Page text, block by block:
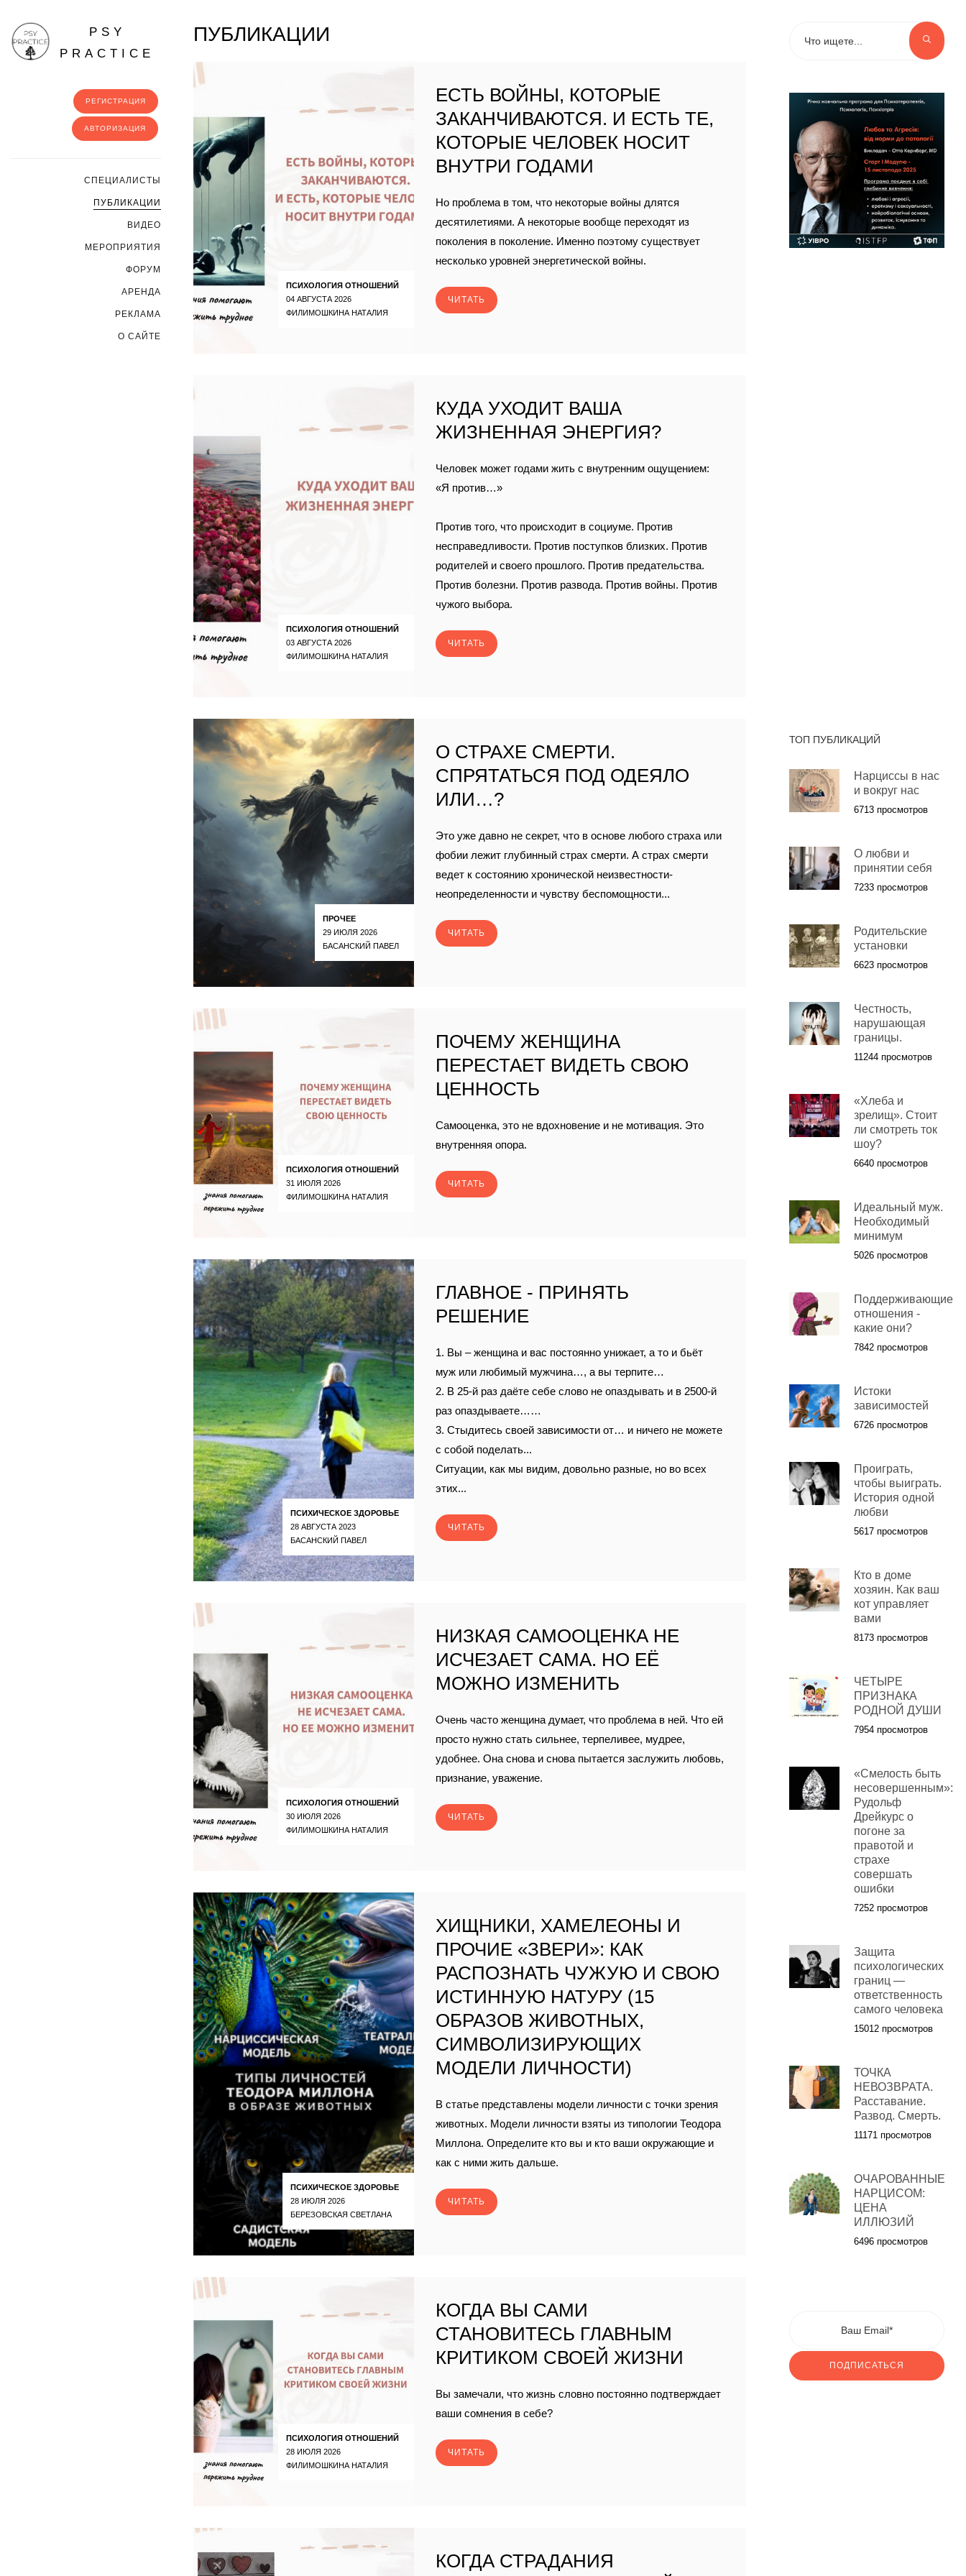
PSY
PRACTICE
РЕГИСТРАЦИЯ
АВТОРИЗАЦИЯ
CПЕЦИАЛИСТЫ
ПУБЛИКАЦИИ
ВИДЕО
МЕРОПРИЯТИЯ
ФОРУМ
АРЕНДА
РЕКЛАМА
О САЙТЕ
ПУБЛИКАЦИИ
ПСИХОЛОГИЯ ОТНОШЕНИЙ
04 АВГУСТА 2026
ФИЛИМОШКИНА НАТАЛИЯ
ЕСТЬ ВОЙНЫ, КОТОРЫЕ
ЗАКАНЧИВАЮТСЯ. И ЕСТЬ ТЕ,
КОТОРЫЕ ЧЕЛОВЕК НОСИТ
ВНУТРИ ГОДАМИ
Но проблема в том, что некоторые войны длятся
десятилетиями. А некоторые вообще переходят из
поколения в поколение. Именно поэтому существует
несколько уровней энергетической войны.
ЧИТАТЬ
ПСИХОЛОГИЯ ОТНОШЕНИЙ
03 АВГУСТА 2026
ФИЛИМОШКИНА НАТАЛИЯ
КУДА УХОДИТ ВАША
ЖИЗНЕННАЯ ЭНЕРГИЯ?
Человек может годами жить с внутренним ощущением:
«Я против…»
Против того, что происходит в социуме. Против
несправедливости. Против поступков близких. Против
родителей и своего прошлого. Против предательства.
Против болезни. Против развода. Против войны. Против
чужого выбора.
ЧИТАТЬ
ПРОЧЕЕ
29 ИЮЛЯ 2026
БАСАНСКИЙ ПАВЕЛ
О СТРАХЕ СМЕРТИ.
СПРЯТАТЬСЯ ПОД ОДЕЯЛО
ИЛИ…?
Это уже давно не секрет, что в основе любого страха или
фобии лежит глубинный страх смерти. А страх смерти
ведет к состоянию хронической неизвестности-
неопределенности и чувству беспомощности...
ЧИТАТЬ
ПСИХОЛОГИЯ ОТНОШЕНИЙ
31 ИЮЛЯ 2026
ФИЛИМОШКИНА НАТАЛИЯ
ПОЧЕМУ ЖЕНЩИНА
ПЕРЕСТАЕТ ВИДЕТЬ СВОЮ
ЦЕННОСТЬ
Самооценка, это не вдохновение и не мотивация. Это
внутренняя опора.
ЧИТАТЬ
ПСИХИЧЕСКОЕ ЗДОРОВЬЕ
28 АВГУСТА 2023
БАСАНСКИЙ ПАВЕЛ
ГЛАВНОЕ - ПРИНЯТЬ
РЕШЕНИЕ
1. Вы – женщина и вас постоянно унижает, а то и бьёт
муж или любимый мужчина…, а вы терпите…
2. В 25-й раз даёте себе слово не опаздывать и в 2500-й
раз опаздываете……
3. Стыдитесь своей зависимости от… и ничего не можете
с собой поделать...
Ситуации, как мы видим, довольно разные, но во всех
этих...
ЧИТАТЬ
ПСИХОЛОГИЯ ОТНОШЕНИЙ
30 ИЮЛЯ 2026
ФИЛИМОШКИНА НАТАЛИЯ
НИЗКАЯ САМООЦЕНКА НЕ
ИСЧЕЗАЕТ САМА. НО ЕЁ
МОЖНО ИЗМЕНИТЬ
Очень часто женщина думает, что проблема в ней. Что ей
просто нужно стать сильнее, терпеливее, мудрее,
удобнее. Она снова и снова пытается заслужить любовь,
признание, уважение.
ЧИТАТЬ
ПСИХИЧЕСКОЕ ЗДОРОВЬЕ
28 ИЮЛЯ 2026
БЕРЕЗОВСКАЯ СВЕТЛАНА
ХИЩНИКИ, ХАМЕЛЕОНЫ И
ПРОЧИЕ «ЗВЕРИ»: КАК
РАСПОЗНАТЬ ЧУЖУЮ И СВОЮ
ИСТИННУЮ НАТУРУ (15
ОБРАЗОВ ЖИВОТНЫХ,
СИМВОЛИЗИРУЮЩИХ
МОДЕЛИ ЛИЧНОСТИ)
В статье представлены модели личности с точки зрения
животных. Модели личности взяты из типологии Теодора
Миллона. Определите кто вы и кто ваши окружающие и
как с ними жить дальше.
ЧИТАТЬ
ПСИХОЛОГИЯ ОТНОШЕНИЙ
28 ИЮЛЯ 2026
ФИЛИМОШКИНА НАТАЛИЯ
КОГДА ВЫ САМИ
СТАНОВИТЕСЬ ГЛАВНЫМ
КРИТИКОМ СВОЕЙ ЖИЗНИ
Вы замечали, что жизнь словно постоянно подтверждает
ваши сомнения в себе?
ЧИТАТЬ
КОГДА СТРАДАНИЯ
ТОП ПУБЛИКАЦИЙ
Нарциссы в нас
и вокруг нас
6713 просмотров
О любви и
принятии себя
7233 просмотров
Родительские
установки
6623 просмотров
Честность,
нарушающая
границы.
11244 просмотров
«Хлеба и
зрелищ». Стоит
ли смотреть ток
шоу?
6640 просмотров
Идеальный муж.
Необходимый
минимум
5026 просмотров
Поддерживающие
отношения -
какие они?
7842 просмотров
Истоки
зависимостей
6726 просмотров
Проиграть,
чтобы выиграть.
История одной
любви
5617 просмотров
Кто в доме
хозяин. Как ваш
кот управляет
вами
8173 просмотров
ЧЕТЫРЕ
ПРИЗНАКА
РОДНОЙ ДУШИ
7954 просмотров
«Смелость быть
несовершенным»:
Рудольф
Дрейкурс о
погоне за
правотой и
страхе
совершать
ошибки
7252 просмотров
Защита
психологических
границ —
ответственность
самого человека
15012 просмотров
ТОЧКА
НЕВОЗВРАТА.
Расставание.
Развод. Смерть.
11171 просмотров
ОЧАРОВАННЫЕ
НАРЦИСОМ:
ЦЕНА
ИЛЛЮЗИЙ
6496 просмотров
ПОДПИСАТЬСЯ